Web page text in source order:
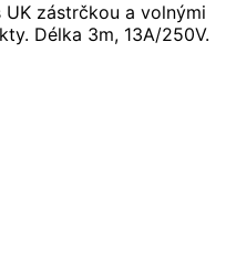
UK zástrčkou a volnými
Délka 3m, 13A/250V.